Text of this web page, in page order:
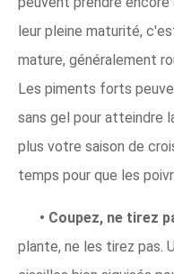
leur pleine maturité,
mature, généralement
Les piments forts
sans gel pour atteindre
plus votre saison de
temps pour que les
• Coupez, ne tirez
plante, ne les tirez pas.